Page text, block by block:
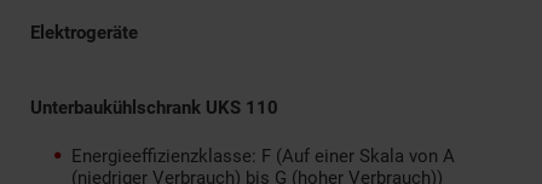
Elektrogeräte
Unterbaukühlschrank UKS 110
Energieeffizienzklasse: F (Auf einer Skala von A
(niedriger Verbrauch) bis G (hoher Verbrauch))